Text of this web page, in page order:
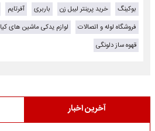
بوکینگ
خرید پرینتر لیبل زن باربری آفرتایم
فروشگاه لوله و اتصالات
لوازم یدکی ماشین های کیا
قهوه ساز دلونگی
آخرین اخبار